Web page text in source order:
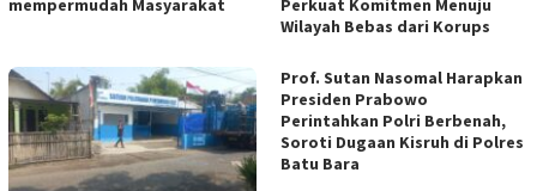
Wilayah Bebas dari Korups
Prof. Sutan Nasomal Harapkan
Presiden Prabowo
Perintahkan Polri Berbenah,
Soroti Dugaan Kisruh di Polres
Batu Bara